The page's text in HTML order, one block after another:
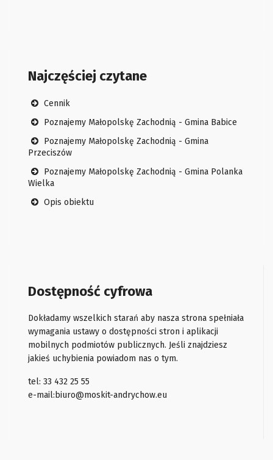
Najczęściej czytane
Cennik
Poznajemy Małopolskę Zachodnią - Gmina Babice
Poznajemy Małopolskę Zachodnią - Gmina
Przeciszów
Poznajemy Małopolskę Zachodnią - Gmina Polanka
Wielka
Opis obiektu
Dostępność cyfrowa
Dokładamy wszelkich starań aby nasza strona spełniała
wymagania ustawy o dostępności stron i aplikacji
mobilnych podmiotów publicznych. Jeśli znajdziesz
jakieś uchybienia powiadom nas o tym.
tel: 33 432 25 55
e-mail: biuro@moskit-andrychow.eu